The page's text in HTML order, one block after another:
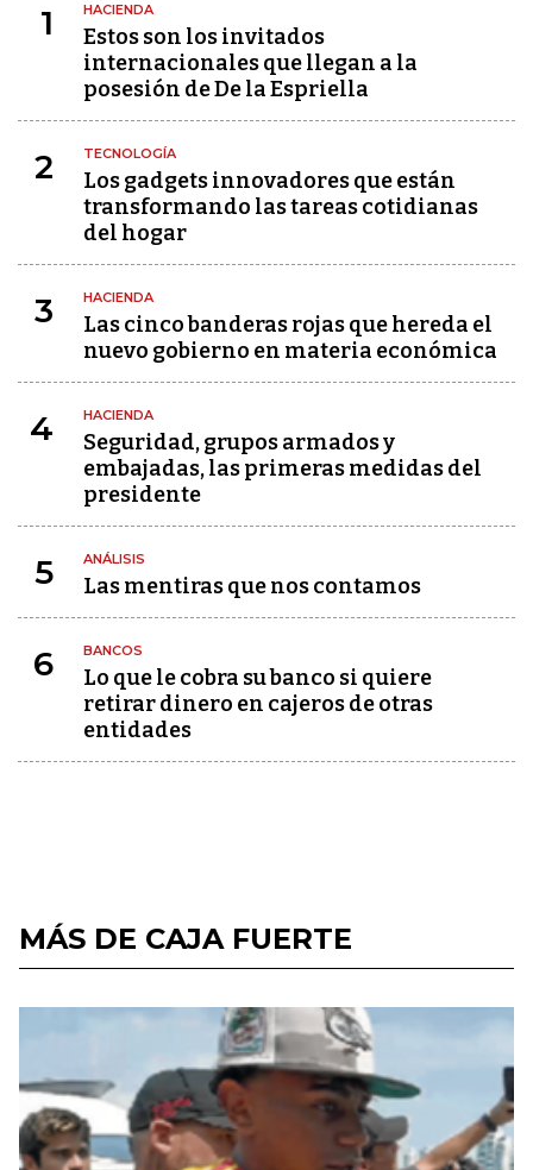
1 HACIENDA
Estos son los invitados
internacionales que llegan a la
posesión de De la Espriella
2 TECNOLOGÍA
Los gadgets innovadores que están
transformando las tareas cotidianas
del hogar
3 HACIENDA
Las cinco banderas rojas que hereda el
nuevo gobierno en materia económica
4 HACIENDA
Seguridad, grupos armados y
embajadas, las primeras medidas del
presidente
5 ANÁLISIS
Las mentiras que nos contamos
6 BANCOS
Lo que le cobra su banco si quiere
retirar dinero en cajeros de otras
entidades
MÁS DE CAJA FUERTE